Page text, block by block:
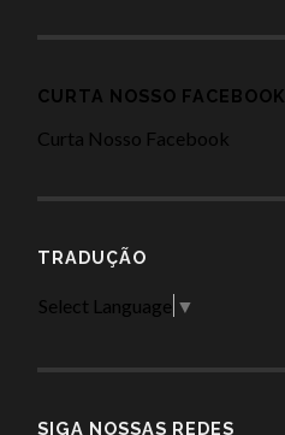
CURTA NOSSO FACEBOOK
Curta Nosso Facebook
TRADUÇÃO
Select Language ▼
SIGA NOSSAS REDES